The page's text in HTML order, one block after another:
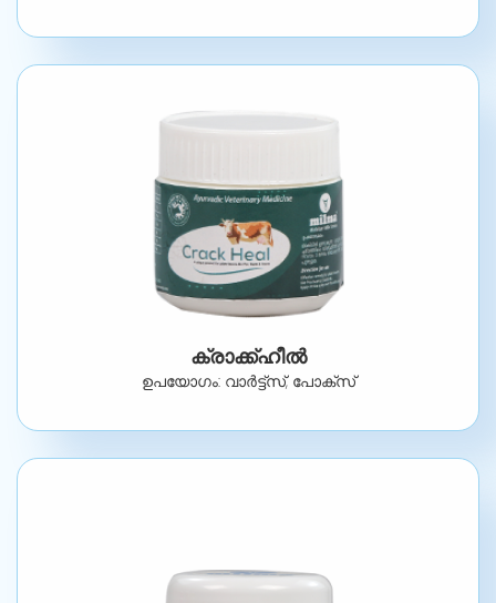
ക്രാക്ക്ഹീൽ
ഉപയോഗം: വാർട്ട്‌സ്, പോക്‌സ്